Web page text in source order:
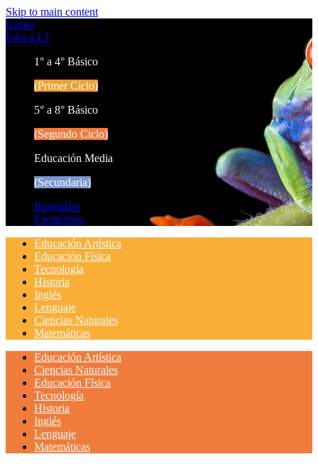
Skip to main content
Icarito
Educa LT
1° a 4° Básico
(Primer Ciclo)
5° a 8° Básico
(Segundo Ciclo)
Educación Media
(Secundaria)
Biografías
Efemérides
Educación Artística
Educación Física
Tecnología
Historia
Inglés
Lenguaje
Ciencias Naturales
Matemáticas
Educación Artística
Ciencias Naturales
Educación Física
Tecnología
Historia
Inglés
Lenguaje
Matemáticas